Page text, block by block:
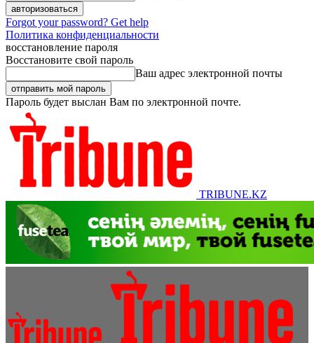
Forgot your password? Get help
Политика конфиденциальности
восстановление пароля
Восстановите свой пароль
Ваш адрес электронной почты
Пароль будет выслан Вам по электронной почте.
TRIBUNE.KZ